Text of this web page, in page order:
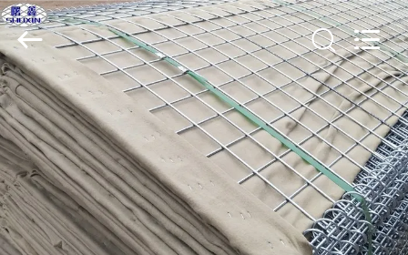
À
LA
MAISON
PRODUITS
KN
Wire
Mesh
Co.,
Ltd..
All
Rights
Reserved.